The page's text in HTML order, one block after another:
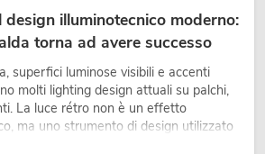
design illuminotecnico moderno:
torna ad avere successo
superfici luminose visibili e accenti
molti lighting design attuali su palchi,
La luce rétro non è un effetto
ma uno strumento di design utilizzato
crea atmosfera, dona carattere alle